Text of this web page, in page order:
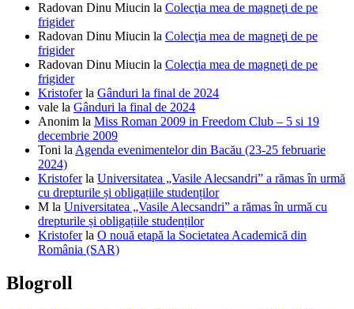
Radovan Dinu Miucin la Colecţia mea de magneţi de pe
frigider
Radovan Dinu Miucin la Colecţia mea de magneţi de pe
frigider
Radovan Dinu Miucin la Colecţia mea de magneţi de pe
frigider
Kristoferla Gânduri la final de 2024
vale la Gânduri la final de 2024
Anonim la Miss Roman 2009 in Freedom Club – 5 si 19
decembrie 2009
Toni laAgenda evenimentelor din Bacău (23-25 februarie
2024)
Kristoferla Universitatea „Vasile Alecsandri” a rămas în urmă
cu drepturile și obligațiile studenților
M la Universitatea „Vasile Alecsandri” a rămas în urmă cu
drepturile și obligațiile studenților
Kristoferla O nouă etapă la Societatea Academică din
România (SAR)
Blogroll